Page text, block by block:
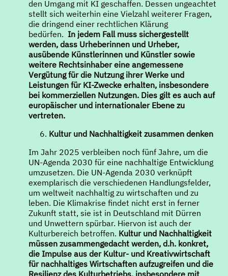
den Umgang mit KI geschaffen. Dessen ungeachtet
stellt sich weiterhin eine Vielzahl weiterer Fragen,
die dringend einer rechtlichen Klärung
bedürfen. In jedem Fall muss sichergestellt
werden, dass Urheberinnen und Urheber,
ausübende Künstlerinnen und Künstler sowie
weitere Rechtsinhaber eine angemessene
Vergütung für die Nutzung ihrer Werke und
Leistungen für KI-Zwecke erhalten, insbesondere
bei kommerziellen Nutzungen. Dies gilt es auch auf
europäischer und internationaler Ebene zu
vertreten.
Kultur und Nachhaltigkeit zusammen denken
Im Jahr 2025 verbleiben noch fünf Jahre, um die
UN-Agenda 2030 für eine nachhaltige Entwicklung
umzusetzen. Die UN-Agenda 2030 verknüpft
exemplarisch die verschiedenen Handlungsfelder,
um weltweit nachhaltig zu wirtschaften und zu
leben. Die Klimakrise findet nicht erst in ferner
Zukunft statt, sie ist in Deutschland mit Dürren
und Unwettern spürbar. Hiervon ist auch der
Kulturbereich betroffen. Kultur und Nachhaltigkeit
müssen zusammengedacht werden, d.h. konkret,
die Impulse aus der Kultur- und Kreativwirtschaft
für nachhaltiges Wirtschaften aufzugreifen und die
Resilienz des Kulturbetriebs, insbesondere mit